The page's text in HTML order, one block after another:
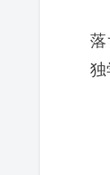
落
独